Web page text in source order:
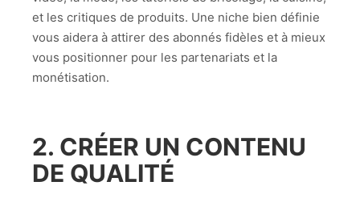
et les critiques de produits. Une niche bien définie
vous aidera à attirer des abonnés fidèles et à mieux
vous positionner pour les partenariats et la
monétisation.
2. CRÉER UN CONTENU
DE QUALITÉ